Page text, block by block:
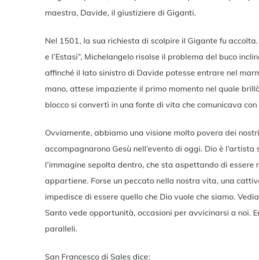
maestra, Davide, il giustiziere di Giganti.
Nel 1501, la sua richiesta di scolpire il Gigante fu
e l’Estasi”, Michelangelo risolse il problema del buco
affinché il lato sinistro di Davide potesse entrare nel
mano, attese impaziente il primo momento nel quale
blocco si convertì in una fonte di vita che comunicava con
Ovviamente, abbiamo una visione molto povera dei
accompagnarono Gesù nell’evento di oggi. Dio è
l’immagine sepolta dentro, che sta aspettando di
appartiene. Forse un peccato nella nostra vita, una
impedisce di essere quello che Dio vuole che siamo.
Santo vede opportunità, occasioni per avvicinarsi a noi.
paralleli.
San Francesco di Sales dice: